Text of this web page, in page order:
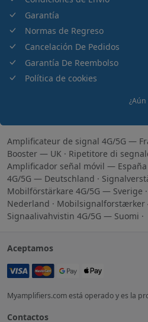
Garantía
Normas de Regreso
Cancelación De Pedidos
Garantía De Reembolso
Política de cookies
Amplificateur de signal 4G/5G —
Booster — UK · Ripetitore di
Amplificador señal móvil — España
4G/5G — Deutschland ·
Mobilförstärkare 4G/5G — Sverige ·
Nederland · Mobilsignalforstærker
Signaalivahvistin 4G/5G — Suomi ·
Aceptamos
Myamplifiers.com está operado y es la
Contactos